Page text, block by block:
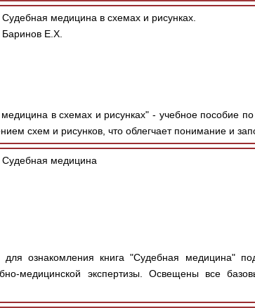
Судебная медицина в схемах и рисунках.
Е.Х.
в схемах и рисунках" - учебное пособие
схем и рисунков, что облегчает понимание и
Судебная медицина
для ознакомления книга "Судебная медицина"
медицинской экспертизы. Освещены все